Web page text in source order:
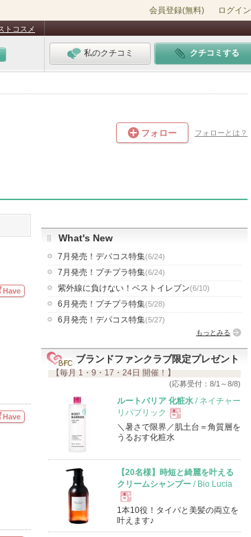
会員登録(無料) ログイン
トコスメ
私のクチコミ クチコミする
フォロー フォローとは？
Have
Have
What's New
7月発売！デパコス特集(6/24)
7月発売！プチプラ特集(6/24)
紫外線に負けない！ベストイレブン(6/10)
6月発売！プチプラ特集(5/28)
6月発売！デパコス特集(5/27)
もっとみる
ブランドファンクラブ限定プレゼント
【毎月 1・9・17・24日 開催！】
(応募受付：8/1～8/8)
ルートバリア 化粧水 / ネイチャー
リパブリック
現
品
＼暑さで限界／肌土台＝角質層を
うるおす化粧水
【20名様】時短と綺麗を叶える
クリームシャンプー / Bio Lucia
現
1本10役！タイパと美髪の両立を
叶えます♪